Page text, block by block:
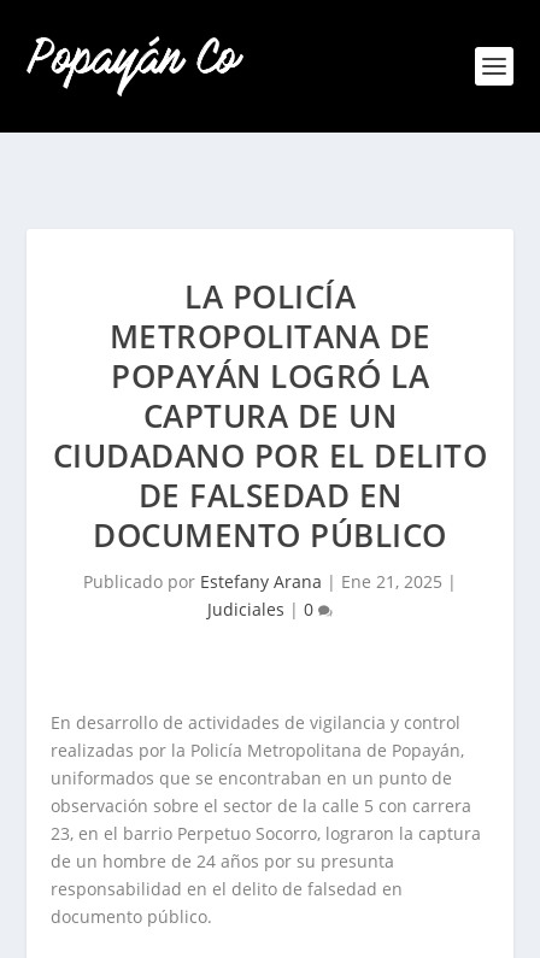
LA POLICÍA
METROPOLITANA DE
POPAYÁN LOGRÓ LA
CAPTURA DE UN
CIUDADANO POR EL DELITO
DE FALSEDAD EN
DOCUMENTO PÚBLICO
Publicado por Estefany Arana | Ene 21, 2025 |
Judiciales | 0
En desarrollo de actividades de vigilancia y control
realizadas por la Policía Metropolitana de Popayán,
uniformados que se encontraban en un punto de
observación sobre el sector de la calle 5 con carrera
23, en el barrio Perpetuo Socorro, lograron la captura
de un hombre de 24 años por su presunta
responsabilidad en el delito de falsedad en
documento público.